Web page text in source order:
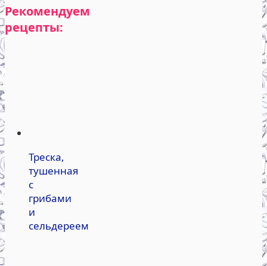
Рекомендуем
рецепты:
Треска,
тушенная
с
грибами
и
сельдереем